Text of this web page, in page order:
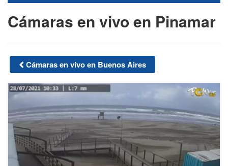
Cámaras en vivo en Pinamar
Cámaras en vivo en Buenos Aires